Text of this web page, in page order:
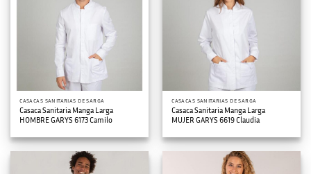
CASACAS SANITARIAS DE SARGA
Casaca Sanitaria Manga Larga
HOMBRE GARYS 6173 Camilo
CASACAS SANITARIAS DE SARGA
Casaca Sanitaria Manga Larga
MUJER GARYS 6619 Claudia